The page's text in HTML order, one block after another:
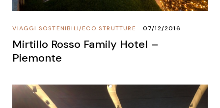
ECO STRUTTURE
/
VIAGGI SOSTENIBILI 07/12/2016
Mirtillo Rosso Family Hotel –
Piemonte